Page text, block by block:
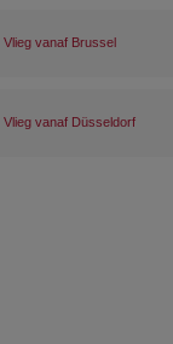
Vlieg vanaf Brussel
Vlieg vanaf Düsseldorf